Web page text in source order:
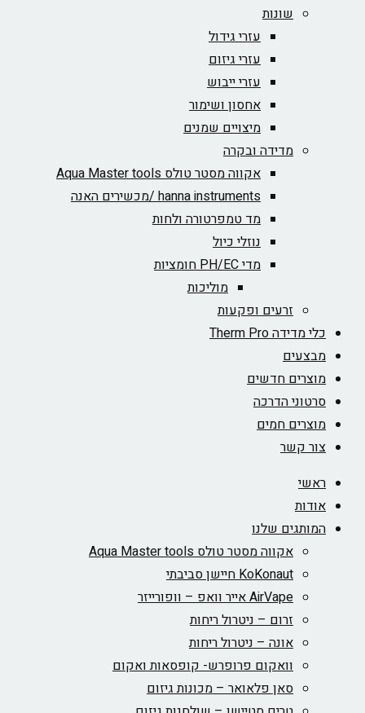
שונות
עזרי גידול
עזרי גיזום
עזרי ייבוש
אחסון ושימור
מיצויים שמנים
מדידה ובקרה
אקווה מסטר טולס Aqua Master tools
hanna instruments /מכשירים האנה
מד טמפרטורה ולחות
נוזלי כיול
מדי PH/EC חומציות
מוליכות
זרעים ופקעות
כלי מדידה Therm Pro
מבצעים
מוצרים חדשים
סרטוני הדרכה
מוצרים חמים
צור קשר
ראשי
אודות
המותגים שלנו
אקווה מסטר טולס Aqua Master tools
KoKonaut חיישן סביבתי
AirVape אייר וואפ – וופורייזר
זרום – ניטרול ריחות
אונה – ניטרול ריחות
וואקום פרופרש- קופסאות ואקום
סאן פלאואר – מכונות גיזום